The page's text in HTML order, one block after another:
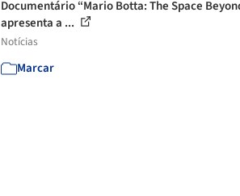
Documentário “Mario Botta: The Space
apresenta a ...
Notícias
Marcar